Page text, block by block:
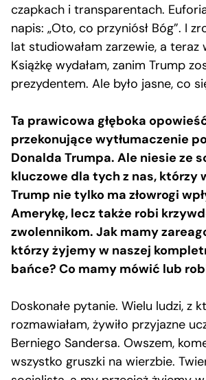
czapkach i transparentach.
napis: „Oto, co przyniósł Bóg”. I
lat studiowałam zarzewie, a teraz
Książkę wydałam, zanim Trump
prezydentem. Ale było jasne, co
Ta prawicowa głęboka
przekonujące wytłumaczenie
Donalda Trumpa. Ale niesie ze
kluczowe dla tych z nas, którzy
Trump nie tylko ma złowrogi
Amerykę, lecz także robi
zwolennikom. Jak mamy
którzy żyjemy w naszej
bańce? Co mamy mówić lub
Doskonałe pytanie. Wielu ludzi, z
rozmawiałam, żywiło przyjazne
Berniego Sandersa. Owszem,
wszystko gruszki na wierzbie.